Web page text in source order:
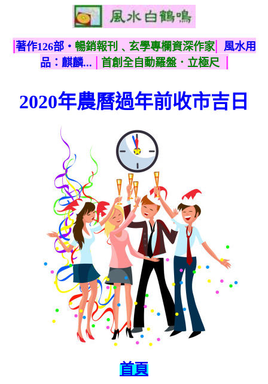
|著作126部‧ 暢銷報刊﹑玄學專欄資深作家| 風水用
品：麒麟... | 首創全自動羅盤．立極尺 |
2020年農曆過年前收市吉日
首頁